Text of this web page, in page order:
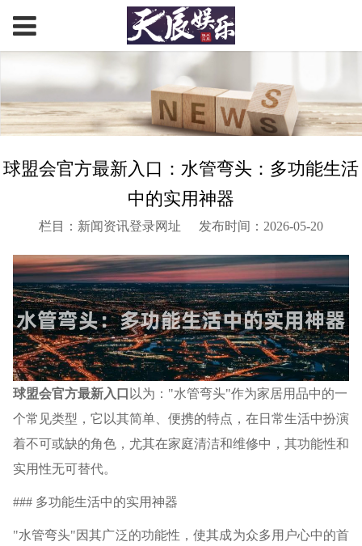
球盟会官方最新入口：水管弯头：多功能生活
中的实用神器
栏目：新闻资讯登录网址 发布时间：2026-05-20
球盟会官方最新入口 以为："水管弯头"作为家居用品中的一
个常见类型，它以其简单、便携的特点，在日常生活中扮演
着不可或缺的角色，尤其在家庭清洁和维修中，其功能性和
实用性无可替代。
### 多功能生活中的实用神器
"水管弯头"因其广泛的功能性，使其成为众多用户心中的首